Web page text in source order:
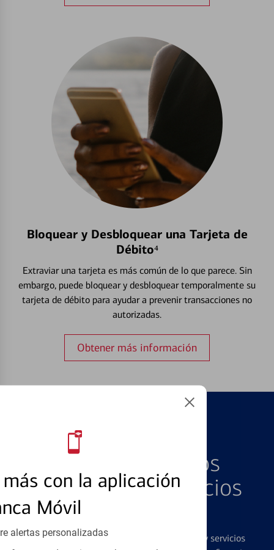
con la aplicación
Móvil
alertas personalizadas
Bloquear y Desbloquear una Tarjeta de
Débito⁴
Extraviar una tarjeta es más común de lo que parece. Sin
embargo, puede bloquear y desbloquear temporalmente su
tarjeta de débito para ayudar a prevenir transacciones no
autorizadas.
Obtener más información
Explore Nuestros
Productos y Servicios
Destacados
Ofrecemos una amplia gama de productos y servicios